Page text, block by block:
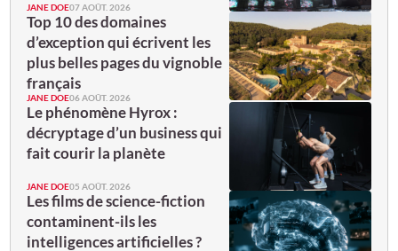
JANE DOE07 AOÛT. 2026
Top 10 des domaines
d’exception qui écrivent les
plus belles pages du vignoble
français
JANE DOE06 AOÛT. 2026
Le phénomène Hyrox :
décryptage d’un business qui
fait courir la planète
JANE DOE05 AOÛT. 2026
Les films de science-fiction
contaminent-ils les
intelligences artificielles ?